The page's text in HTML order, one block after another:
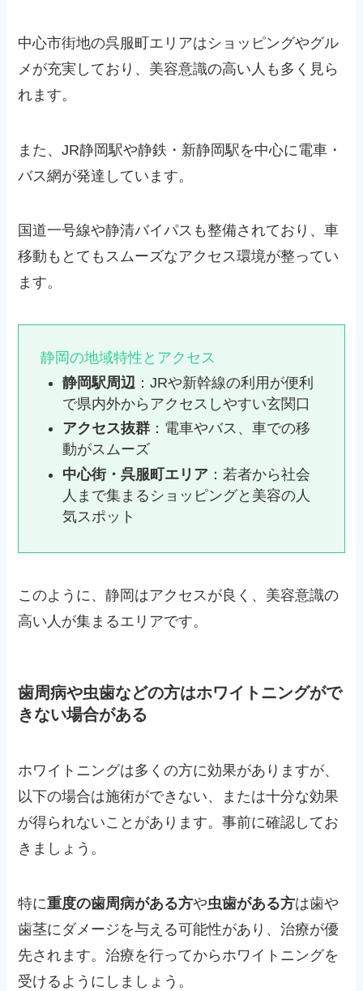
中心市街地の呉服町エリアはショッピングやグル
メが充実しており、美容意識の高い人も多く見ら
れます。
また、JR静岡駅や静鉄・新静岡駅を中心に電車・
バス網が発達しています。
国道一号線や静清バイパスも整備されており、車
移動もとてもスムーズなアクセス環境が整ってい
ます。
静岡の地域特性とアクセス
静岡駅周辺 ：JRや新幹線の利用が便利
で県内外からアクセスしやすい玄関口
アクセス抜群 ：電車やバス、車での移
動がスムーズ
中心街・呉服町エリア ：若者から社会
人まで集まるショッピングと美容の人
気スポット
このように、静岡はアクセスが良く、美容意識の
高い人が集まるエリアです。
歯周病や虫歯などの方はホワイトニングがで
きない場合がある
ホワイトニングは多くの方に効果がありますが、
以下の場合は施術ができない、または十分な効果
が得られないことがあります。事前に確認してお
きましょう。
特に重度の歯周病がある方や虫歯がある方は歯や
歯茎にダメージを与える可能性があり、治療が優
先されます。治療を行ってからホワイトニングを
受けるようにしましょう。